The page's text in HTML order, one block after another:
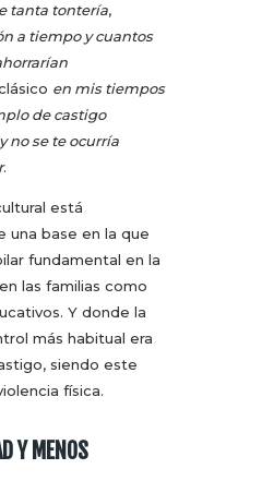
tanta tontería,
a tiempo y cuantos
en mis tiempos
de castigo
no se te ocurría
.
está
una base en la que
fundamental en la
las familias como
Y donde la
más habitual era
siendo este
física.
Y MENOS